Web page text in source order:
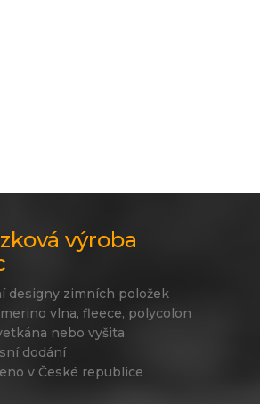
výroba
designy zimních položek
vlna, fleece, polycolon
nebo vyšita
dodání
v České republice